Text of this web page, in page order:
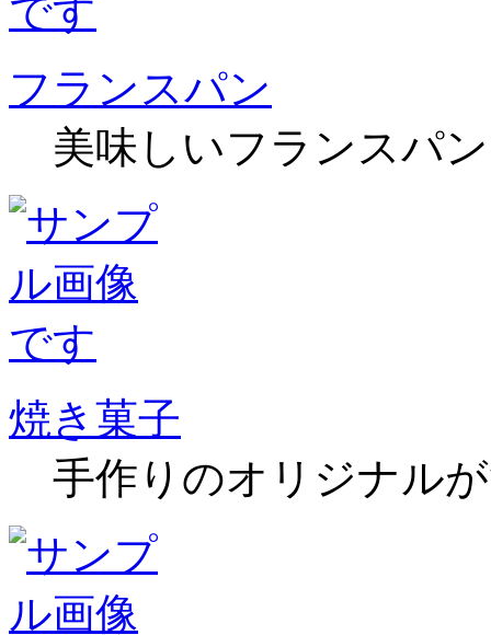
フランスパン
美味しいフランスパ
焼き菓子
手作りのオリジナル